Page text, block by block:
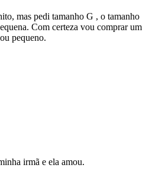
mas pedi tamanho G , o tamanho
Com certeza vou comprar um
pequeno.
irmã e ela amou.